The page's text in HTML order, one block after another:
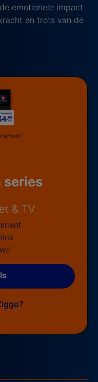
emotionele impact
en trots van de
series
& TV